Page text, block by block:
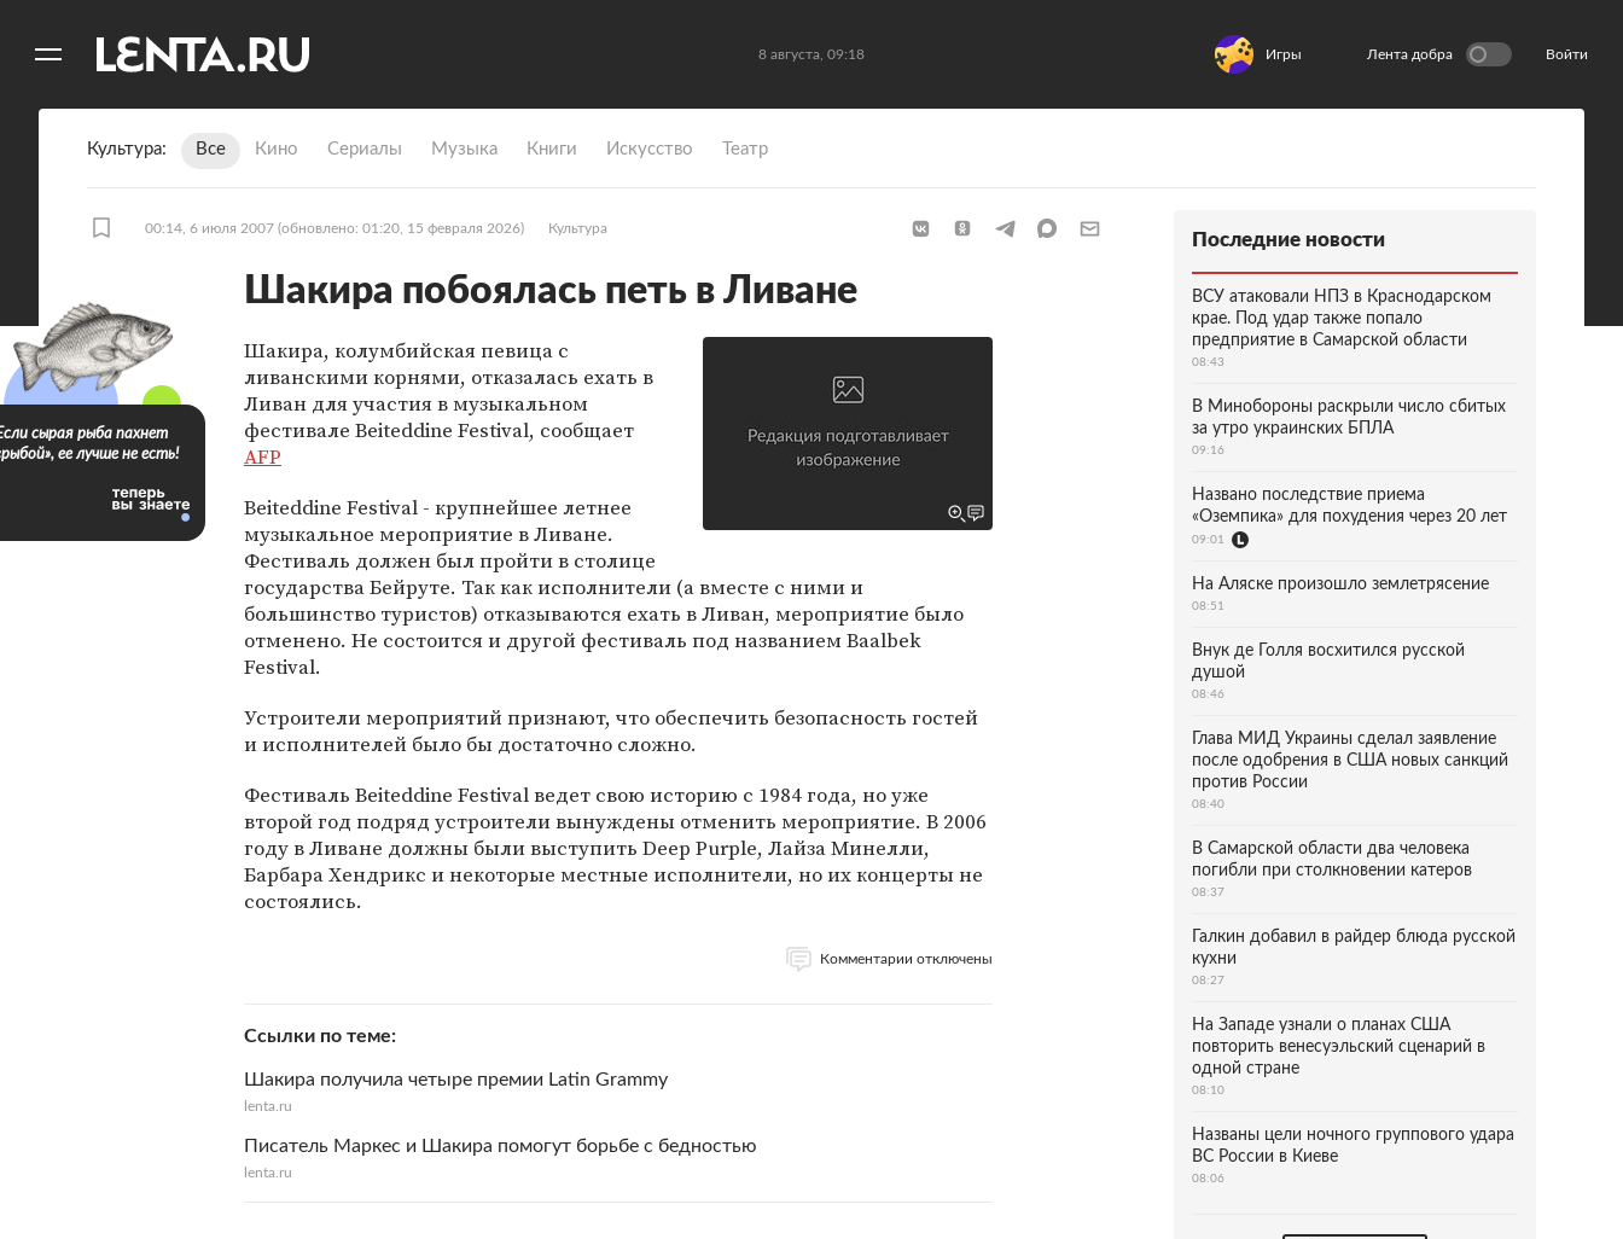
8 августа, 09:18 Игры Лента добра Войти
Культура Все Кино Сериалы Музыка Книги Искусство Театр
00:14, 6 июля 2007 (обновлено: 01:20, 15 февраля 2026) Культура
Шакира побоялась петь в Ливане
Шакира, колумбийская певица с
ливанскими корнями, отказалась ехать в
Ливан для участия в музыкальном
фестивале Beiteddine Festival, сообщает
AFP
Beiteddine Festival - крупнейшее летнее
музыкальное мероприятие в Ливане.
Фестиваль должен был пройти в столице
государства Бейруте. Так как исполнители (а вместе с ними и
большинство туристов) отказываются ехать в Ливан, мероприятие было
отменено. Не состоится и другой фестиваль под названием Baalbek
Festival.
Устроители мероприятий признают, что обеспечить безопасность гостей
и исполнителей было бы достаточно сложно.
Фестиваль Beiteddine Festival ведет свою историю с 1984 года, но уже
второй год подряд устроители вынуждены отменить мероприятие. В 2006
году в Ливане должны были выступить Deep Purple, Лайза Минелли,
Барбара Хендрикс и некоторые местные исполнители, но их концерты не
состоялись.
Комментарии отключены
Ссылки по теме
Шакира получила четыре премии Latin Grammy
lenta.ru
Писатель Маркес и Шакира помогут борьбе с бедностью
lenta.ru
сырая рыба пахнет
ее лучше не есть!
Последние новости
ВСУ атаковали НПЗ в Краснодарском
крае. Под удар также попало
предприятие в Самарской области
08:43
В Минобороны раскрыли число сбитых
за утро украинских БПЛА
09:16
Названо последствие приема
«Оземпика» для похудения через 20 лет
09:01
На Аляске произошло землетрясение
08:51
Внук де Голля восхитился русской
душой
08:46
Глава МИД Украины сделал заявление
после одобрения в США новых санкций
против России
08:40
В Самарской области два человека
погибли при столкновении катеров
08:37
Галкин добавил в райдер блюда русской
кухни
08:27
На Западе узнали о планах США
повторить венесуэльский сценарий в
одной стране
08:10
Названы цели ночного группового удара
ВС России в Киеве
08:06